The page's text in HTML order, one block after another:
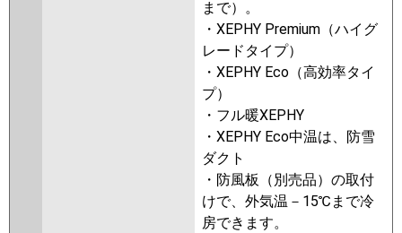
まで）。
・XEPHY Premium（ハイグ
レードタイプ）
・XEPHY Eco（高効率タイ
プ）
・フル暖XEPHY
・XEPHY Eco中温は、防雪
ダクト
・防風板（別売品）の取付
けで、外気温－15℃まで冷
房できます。